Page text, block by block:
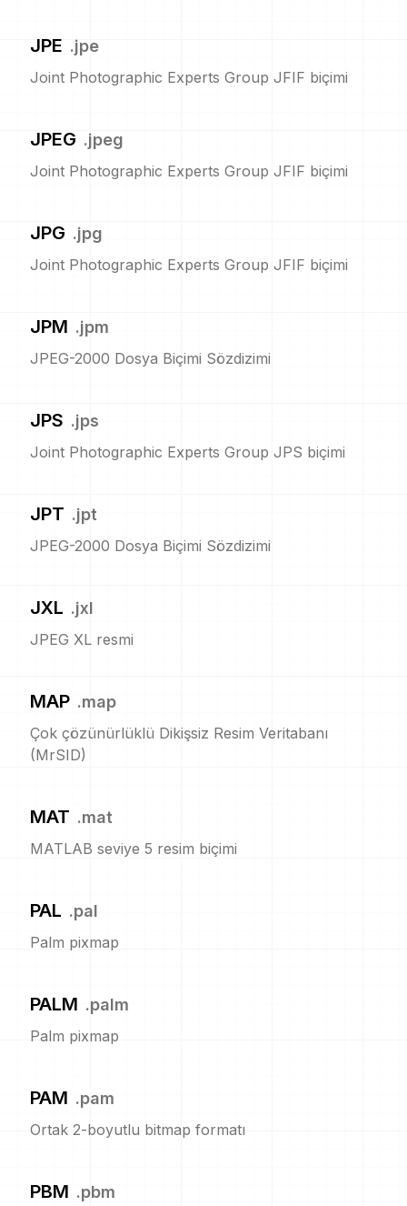
JPE .jpe
Joint Photographic Experts Group JFIF biçimi
JPEG .jpeg
Joint Photographic Experts Group JFIF biçimi
JPG .jpg
Joint Photographic Experts Group JFIF biçimi
JPM .jpm
JPEG-2000 Dosya Biçimi Sözdizimi
JPS .jps
Joint Photographic Experts Group JPS biçimi
JPT .jpt
JPEG-2000 Dosya Biçimi Sözdizimi
JXL .jxl
JPEG XL resmi
MAP .map
Çok çözünürlüklü Dikişsiz Resim Veritabanı
(MrSID)
MAT .mat
MATLAB seviye 5 resim biçimi
PAL .pal
Palm pixmap
PALM .palm
Palm pixmap
PAM .pam
Ortak 2-boyutlu bitmap formatı
PBM .pbm